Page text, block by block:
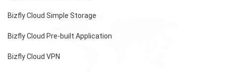
Bizfly Cloud Simple Storage
Bizfly Cloud Pre-built Application
Bizfly Cloud VPN